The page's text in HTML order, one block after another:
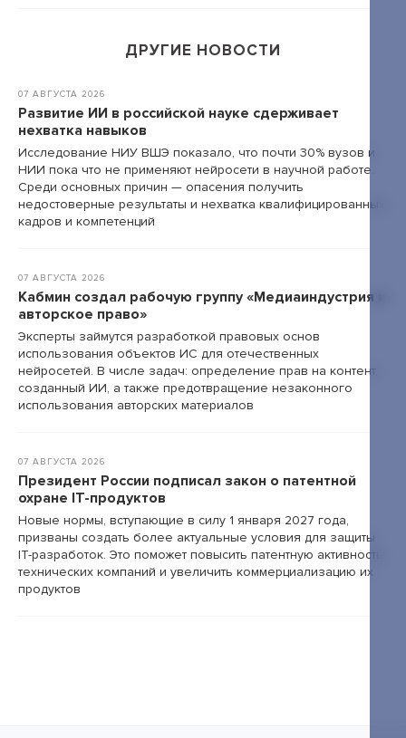
ДРУГИЕ НОВОСТИ
07 АВГУСТА 2026
Развитие ИИ в российской науке сдерживает
нехватка навыков
Исследование НИУ ВШЭ показало, что почти 30% вузов и
НИИ пока что не применяют нейросети в научной работе.
Среди основных причин — опасения получить
недостоверные результаты и нехватка квалифицированных
кадров и компетенций
07 АВГУСТА 2026
Кабмин создал рабочую группу «Медиаиндустрия и
авторское право»
Эксперты займутся разработкой правовых основ
использования объектов ИС для отечественных
нейросетей. В числе задач: определение прав на контент,
созданный ИИ, а также предотвращение незаконного
использования авторских материалов
07 АВГУСТА 2026
Президент России подписал закон о патентной
охране IT-продуктов
Новые нормы, вступающие в силу 1 января 2027 года,
призваны создать более актуальные условия для защиты
IT-разработок. Это поможет повысить патентную активность
технических компаний и увеличить коммерциализацию их
продуктов